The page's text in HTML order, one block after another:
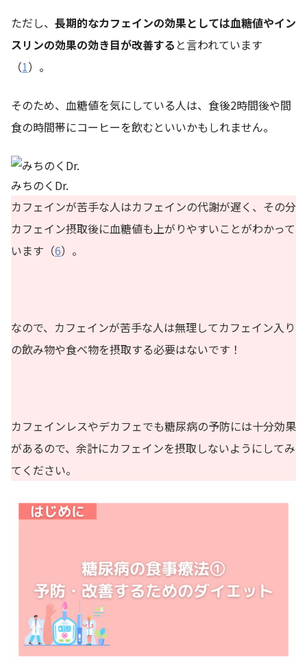
ただし、 長期的なカフェインの効果としては血糖値やイン
スリンの効果の効き目が改善する と言われています
（1）。
そのため、血糖値を気にしている人は、食後2時間後や間
食の時間帯にコーヒーを飲むといいかもしれません。
みちのくDr.
カフェインが苦手な人はカフェインの代謝が遅く、その分
カフェイン摂取後に血糖値も上がりやすいことがわかって
います（6）。
なので、カフェインが苦手な人は無理してカフェイン入り
の飲み物や食べ物を摂取する必要はないです！
カフェインレスやデカフェでも糖尿病の予防には十分効果
があるので、余計にカフェインを摂取しないようにしてみ
てください。